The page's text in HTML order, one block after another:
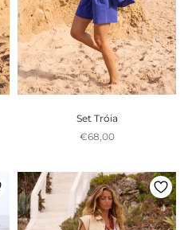
Set Tróia
Preço promocional
€68,00